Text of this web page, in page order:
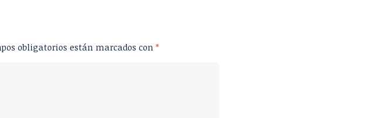
obligatorios están marcados con *